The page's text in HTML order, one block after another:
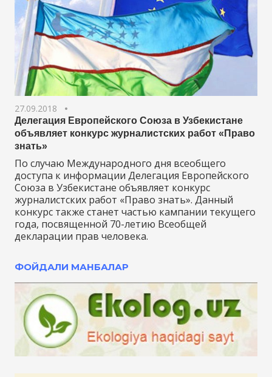
27.09.2018
Делегация Европейского Союза в Узбекистане
объявляет конкурс журналистских работ «Право
знать»
По случаю Международного дня всеобщего
доступа к информации Делегация Европейского
Союза в Узбекистане объявляет конкурс
журналистских работ «Право знать». Данный
конкурс также станет частью кампании текущего
года, посвященной 70-летию Всеобщей
декларации прав человека.
ФОЙДАЛИ МАНБАЛАР